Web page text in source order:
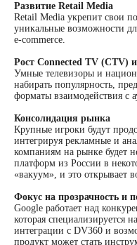
Развитие Retail Media
Retail Media укрепит свои
уникальные возможности
e-commerce.
Рост Connected TV (CTV)
Умные телевизоры и
набирать популярность,
форматы взаимодействия с
Консолидация рынка
Крупные игроки будут
интегрируя рекламные и
компаниям на рынке будет
платформ из России в
«вакуум», и это открывает
Фокус на прозрачность и
Google работает над
которая специализируется
интеграции с DV360 и
продукт может стать